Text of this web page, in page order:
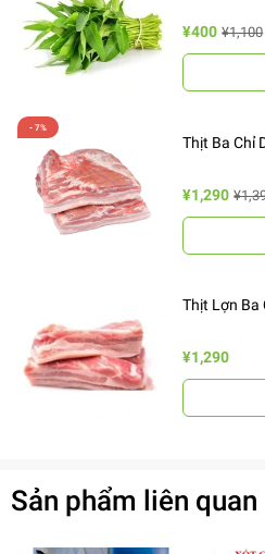
¥400 ¥1,100
Thịt Ba Chỉ
¥1,290
Thịt Lợn Ba
¥1,290
Sản phẩm liên quan